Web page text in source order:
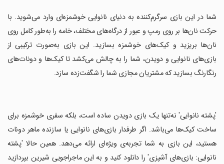
‏شما در این بازی سرگرم‌کننده به دنیای نانوایی خوشمزه‌ای وارد می‌شوید. با
حرکت نان‌ها بر روی رمپ و عبور از درگاه‌های مختلف، خامه را به‌طور کامل روی
نان‌ها بریزید و کیک‌های خوشمزه بسازید. این بازی به‌صورت ترکیبی از
بازی‌های نانوایی و دویدن، شما را به چالش می‌کشد تا کیک‌ها و دونات‌های
رنگارنگ بسازید که مشتریان مجازی شما را شگفت‌زده سازد.
‏'پشته نانوایی' نه‌تنها یک بازی دویدن ساده است، بلکه سفری خوشمزه برای
ساخت کیک‌ها می‌باشد. اگر طرفدار بازی‌های نانوایی یا سازنده ماهر دونات
هستید، این بازی به شما تجربه‌ی ویژه‌ای ارائه می‌دهد. همین حالا 'پشته
نانوایی: بازی‌های آشپزی' را دانلود کنید و به این ماجراجویی شیرین بپردازید